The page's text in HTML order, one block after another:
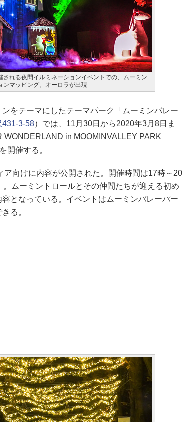
される夜間イルミネーションイベントでの、ムーミン
ンマッピング。オーロラが出現
をテーマにしたテーマパーク「ムーミンバレー
3-58）では、11月30日から2020年3月8日ま
in MOOMINVALLEY PARK
開催する。
向けに内容が公開された。開催時間は17時～20
ムーミントロールとその仲間たちが迎える初め
となっている。イベントはムーミンバレーパー
る。